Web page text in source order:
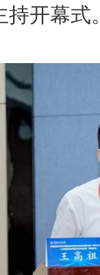
持开幕式